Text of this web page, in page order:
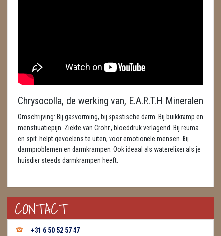
ENGELEN
FENG SHUI
GEODE 'S / STANDAARDS
GESLEPEN STENEN
HANGERS
KAARSEN
LAMPEN
Chrysocolla, de werking van, E.A.R.T.H Mineralen
Omschrijving: Bij gasvorming, bij spastische darm. Bij buikkramp en
menstruatiepijn. Ziekte van Crohn, bloeddruk verlagend. Bij reuma
en spit, helpt gevoelens te uiten, voor emotionele mensen. Bij
darmproblemen en darmkrampen. Ook ideaal als waterelixer als je
huisdier steeds darmkrampen heeft.
CONTACT
+31 6 50 52 57 47